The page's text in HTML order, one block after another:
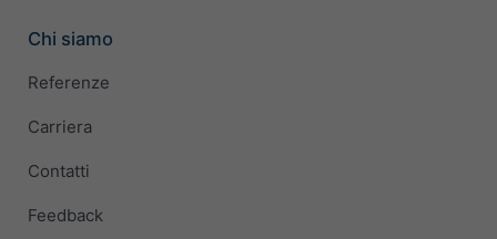
Chi siamo
Referenze
Carriera
Contatti
Feedback